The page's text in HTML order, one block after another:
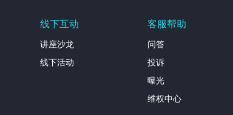
线下互动
讲座沙龙
线下活动
客服帮助
问答
投诉
曝光
维权中心